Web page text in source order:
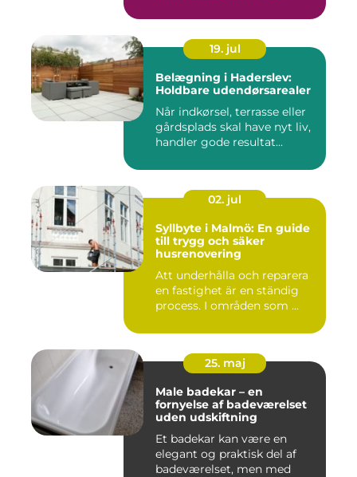
19. jul
Belægning i Haderslev:
Holdbare udendørsarealer
Når indkørsel, terrasse eller
gårdsplads skal have nyt liv,
handler gode resultat...
02. jul
Syllbyte i Malmö: En guide
till trygg och säker
husrenovering
Att underhålla och reparera
en fastighet är en ständig
process. I områden som ...
25. maj
Male badekar – en
fornyelse af badeværelset
uden udskiftning
Et badekar kan være en
elegant og praktisk del af
badeværelset, men med